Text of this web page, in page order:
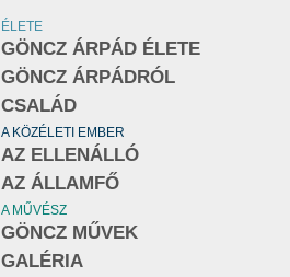
ÉLETE
GÖNCZ ÁRPÁD ÉLETE
GÖNCZ ÁRPÁDRÓL
CSALÁD
A KÖZÉLETI EMBER
AZ ELLENÁLLÓ
AZ ÁLLAMFŐ
A MŰVÉSZ
GÖNCZ MŰVEK
GALÉRIA